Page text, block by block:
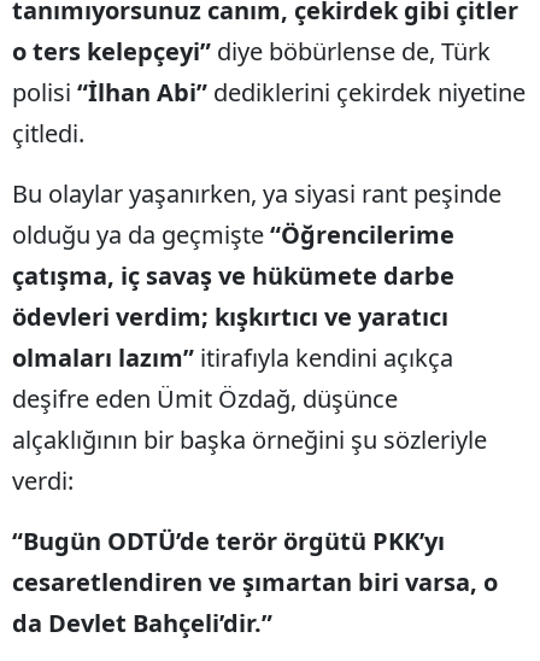
tanımıyorsunuz canım, çekirdek gibi çitler
o ters kelepçeyi” diye böbürlense de, Türk
polisi “İlhan Abi” dediklerini çekirdek niyetine
çitledi.
Bu olaylar yaşanırken, ya siyasi rant peşinde
olduğu ya da geçmişte“Öğrencilerime
çatışma, iç savaş ve hükümete darbe
ödevleri verdim; kışkırtıcı ve yaratıcı
olmaları lazım” itirafıyla kendini açıkça
deşifre eden Ümit Özdağ, düşünce
alçaklığının bir başka örneğini şu sözleriyle
verdi:
“Bugün ODTÜ’de terör örgütü PKK’yı
cesaretlendiren ve şımartan biri varsa, o
da Devlet Bahçeli’dir.”